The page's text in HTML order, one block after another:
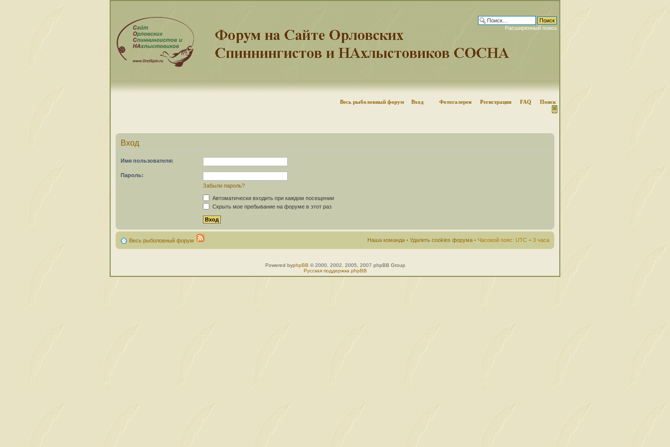
Расширенный поиск
Весь рыболовный форум Вход Фотогалерея Регистрация FAQ Поиск
Вход
Имя пользователя:
Пароль:
Забыли пароль?
Автоматически входить при каждом посещении
Скрыть мое пребывание на форуме в этот раз
Весь рыболовный форум Наша команда • Удалить cookies форума • Часовой пояс: UTC + 3 часа
Powered byphpBB © 2000, 2002, 2005, 2007 phpBB Group
Русская поддержка phpBB